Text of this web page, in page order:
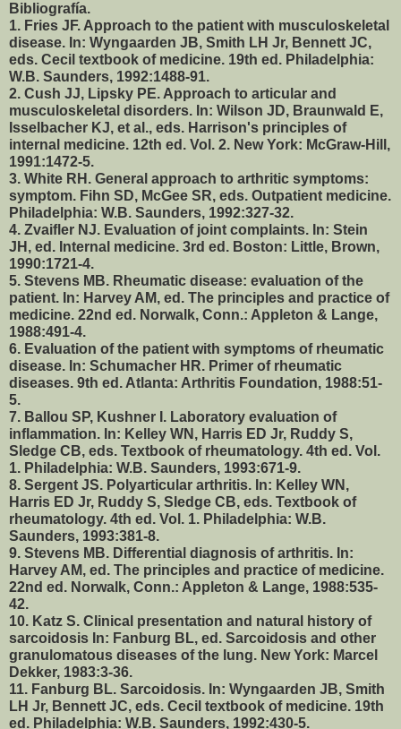
Bibliografía.
1. Fries JF. Approach to the patient with musculoskeletal
disease. In: Wyngaarden JB, Smith LH Jr, Bennett JC,
eds. Cecil textbook of medicine. 19th ed. Philadelphia:
W.B. Saunders, 1992:1488-91.
2. Cush JJ, Lipsky PE. Approach to articular and
musculoskeletal disorders. In: Wilson JD, Braunwald E,
Isselbacher KJ, et al., eds. Harrison's principles of
internal medicine. 12th ed. Vol. 2. New York: McGraw-Hill,
1991:1472-5.
3. White RH. General approach to arthritic symptoms:
symptom. Fihn SD, McGee SR, eds. Outpatient medicine.
Philadelphia: W.B. Saunders, 1992:327-32.
4. Zvaifler NJ. Evaluation of joint complaints. In: Stein
JH, ed. Internal medicine. 3rd ed. Boston: Little, Brown,
1990:1721-4.
5. Stevens MB. Rheumatic disease: evaluation of the
patient. In: Harvey AM, ed. The principles and practice of
medicine. 22nd ed. Norwalk, Conn.: Appleton & Lange,
1988:491-4.
6. Evaluation of the patient with symptoms of rheumatic
disease. In: Schumacher HR. Primer of rheumatic
diseases. 9th ed. Atlanta: Arthritis Foundation, 1988:51-
5.
7. Ballou SP, Kushner I. Laboratory evaluation of
inflammation. In: Kelley WN, Harris ED Jr, Ruddy S,
Sledge CB, eds. Textbook of rheumatology. 4th ed. Vol.
1. Philadelphia: W.B. Saunders, 1993:671-9.
8. Sergent JS. Polyarticular arthritis. In: Kelley WN,
Harris ED Jr, Ruddy S, Sledge CB, eds. Textbook of
rheumatology. 4th ed. Vol. 1. Philadelphia: W.B.
Saunders, 1993:381-8.
9. Stevens MB. Differential diagnosis of arthritis. In:
Harvey AM, ed. The principles and practice of medicine.
22nd ed. Norwalk, Conn.: Appleton & Lange, 1988:535-
42.
10. Katz S. Clinical presentation and natural history of
sarcoidosis In: Fanburg BL, ed. Sarcoidosis and other
granulomatous diseases of the lung. New York: Marcel
Dekker, 1983:3-36.
11. Fanburg BL. Sarcoidosis. In: Wyngaarden JB, Smith
LH Jr, Bennett JC, eds. Cecil textbook of medicine. 19th
ed. Philadelphia: W.B. Saunders, 1992:430-5.